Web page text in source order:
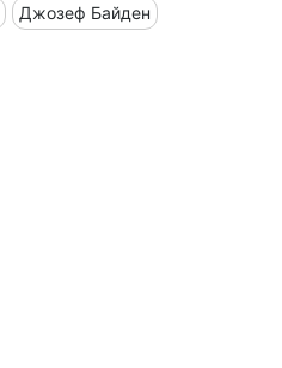
Джозеф Байден